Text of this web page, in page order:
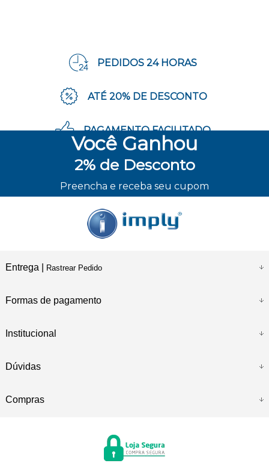
PEDIDOS 24 HORAS
ATÉ 20% DE DESCONTO
PAGAMENTO FACILITADO
ENVIO RÁPIDO
Você Ganhou
2%de Desconto
Preencha e receba seu cupom
Entrega | Rastrear Pedido
Formas de pagamento
Institucional
Dúvidas
Compras